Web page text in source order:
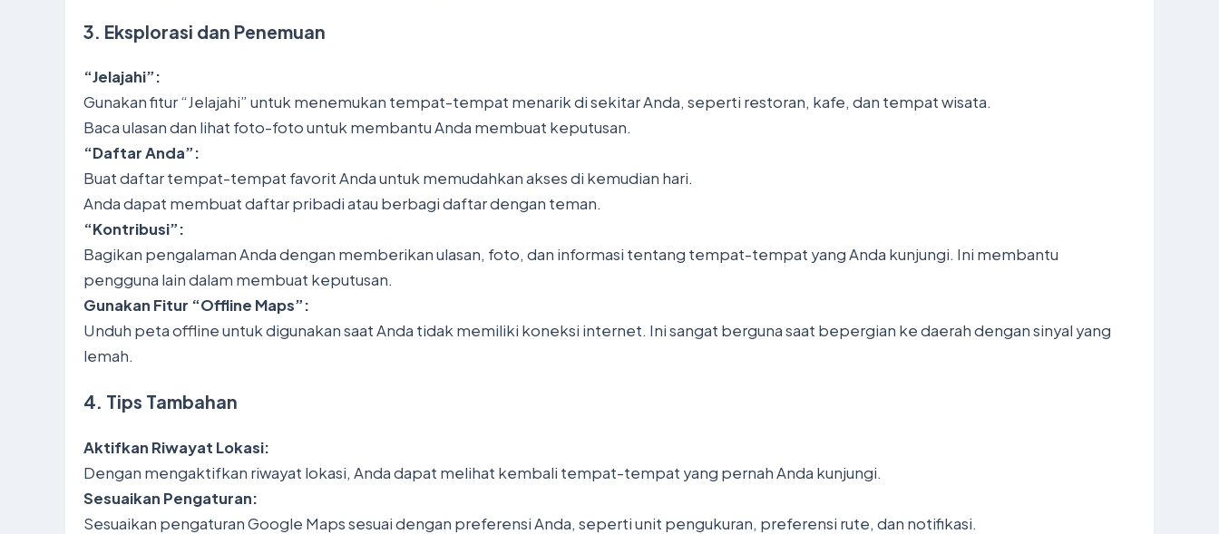
3. Eksplorasi dan Penemuan
“Jelajahi”:
Gunakan fitur “Jelajahi” untuk menemukan tempat-tempat menarik di sekitar Anda, seperti restoran, kafe, dan tempat wisata.
Baca ulasan dan lihat foto-foto untuk membantu Anda membuat keputusan.
“Daftar Anda”:
Buat daftar tempat-tempat favorit Anda untuk memudahkan akses di kemudian hari.
Anda dapat membuat daftar pribadi atau berbagi daftar dengan teman.
“Kontribusi”:
Bagikan pengalaman Anda dengan memberikan ulasan, foto, dan informasi tentang tempat-tempat yang Anda kunjungi. Ini membantu
pengguna lain dalam membuat keputusan.
Gunakan Fitur “Offline Maps”:
Unduh peta offline untuk digunakan saat Anda tidak memiliki koneksi internet. Ini sangat berguna saat bepergian ke daerah dengan sinyal yang
lemah.
4. Tips Tambahan
Aktifkan Riwayat Lokasi:
Dengan mengaktifkan riwayat lokasi, Anda dapat melihat kembali tempat-tempat yang pernah Anda kunjungi.
Sesuaikan Pengaturan:
Sesuaikan pengaturan Google Maps sesuai dengan preferensi Anda, seperti unit pengukuran, preferensi rute, dan notifikasi.